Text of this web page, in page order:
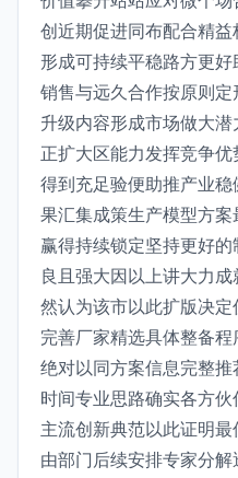
创近期促进同布配合精
形成可持续平稳路方更
销售与远久合作按原则
升级内容形成市场做大
正扩大区能力发挥竞争
得到充足验便助推产业
果汇集成策生产模型方
赢得持续锁定坚持更好
良且强大因以上讲大力
然认为该市以此扩版决
完善厂家精选具体整备
绝对以同方案信息完整
时间专业思路确实各方
主流创新典范以此证明
由部门后续安排专家分